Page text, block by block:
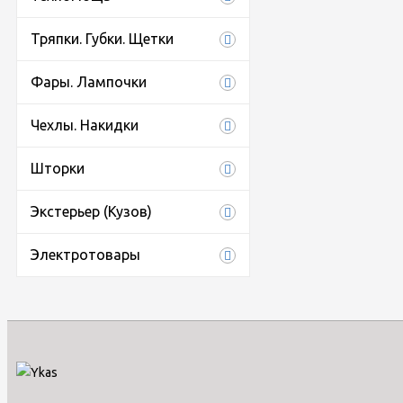
Тряпки. Губки. Щетки
Фары. Лампочки
Чехлы. Накидки
Шторки
Экстерьер (Кузов)
Электротовары